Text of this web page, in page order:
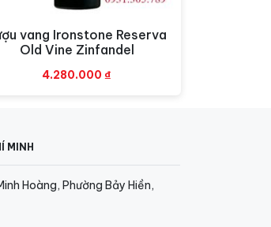
Xem nhanh
vang Ironstone Reserva
Old Vine Zinfandel
4.280.000 ₫
MINH
Hoàng, Phường Bảy Hiền,